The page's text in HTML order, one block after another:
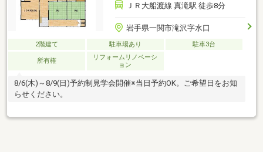
ＪＲ大船渡線 真滝駅 徒歩8分
岩手県一関市滝沢字水口
2階建て 駐車場あり 駐車3台
所有権
リフォームリノベーシ
ョン
8/6(木)～8/9(日)予約制見学会開催※当日予約OK。ご希望日をお知
らせください。